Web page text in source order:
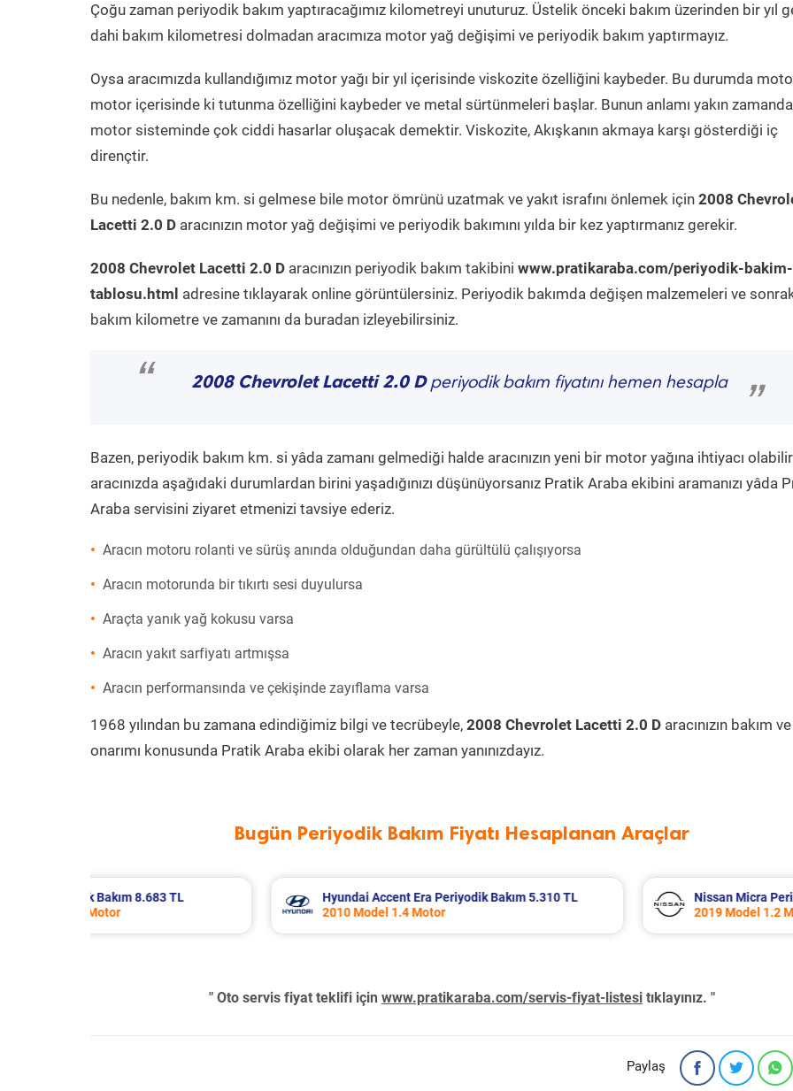
Çoğu zaman periyodik bakım yaptıracağımız kilometreyi unuturuz. Üstelik önceki bakım üzerinden bir yıl
dahi bakım kilometresi dolmadan aracımıza motor yağ değişimi ve periyodik bakım yaptırmayız.
Oysa aracımızda kullandığımız motor yağı bir yıl içerisinde viskozite özelliğini kaybeder. Bu durumda
motor içerisinde ki tutunma özelliğini kaybeder ve metal sürtünmeleri başlar. Bunun anlamı yakın zamanda
motor sisteminde çok ciddi hasarlar oluşacak demektir. Viskozite, Akışkanın akmaya karşı gösterdiği iç
dirençtir.
Bu nedenle, bakım km. si gelmese bile motor ömrünü uzatmak ve yakıt israfını önlemek için 2008
Lacetti 2.0 D aracınızın motor yağ değişimi ve periyodik bakımını yılda bir kez yaptırmanız gerekir.
2008 Chevrolet Lacetti 2.0 D aracınızın periyodik bakım takibini www.pratikaraba.com/periyodik-bakim-
tablosu.html adresine tıklayarak online görüntülersiniz. Periyodik bakımda değişen malzemeleri ve
bakım kilometre ve zamanını da buradan izleyebilirsiniz.
“ 2008 Chevrolet Lacetti 2.0 Dperiyodik bakım fiyatını hemen hesapla
”
Bazen, periyodik bakım km. si yâda zamanı gelmediği halde aracınızın yeni bir motor yağına ihtiyacı
aracınızda aşağıdaki durumlardan birini yaşadığınızı düşünüyorsanız Pratik Araba ekibini aramanızı yâda
Araba servisini ziyaret etmenizi tavsiye ederiz.
Aracın motoru rolanti ve sürüş anında olduğundan daha gürültülü çalışıyorsa
Aracın motorunda bir tıkırtı sesi duyulursa
Araçta yanık yağ kokusu varsa
Aracın yakıt sarfiyatı artmışsa
Aracın performansında ve çekişinde zayıflama varsa
1968 yılından bu zamana edindiğimiz bilgi ve tecrübeyle, 2008 Chevrolet Lacetti 2.0 D aracınızın bakım ve
onarımı konusunda Pratik Araba ekibi olarak her zaman yanınızdayız.
Bugün Periyodik Bakım Fiyatı Hesaplanan Araçlar
Bakım 5.310 TL
Nissan Micra Periyodik Bakım 6.399 TL
2019 Model 1.2 Motor
Renault Clio Periyodik Bakım
2006 Model 1.5 Dci Motor
" Oto servis fiyat teklifi için www.pratikaraba.com/servis-fiyat-listesi tıklayınız. "
Paylaş